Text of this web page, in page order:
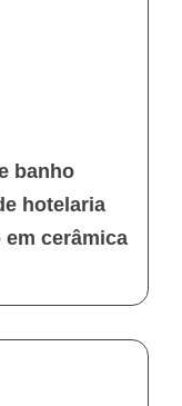
banho
hotelaria
cerâmica